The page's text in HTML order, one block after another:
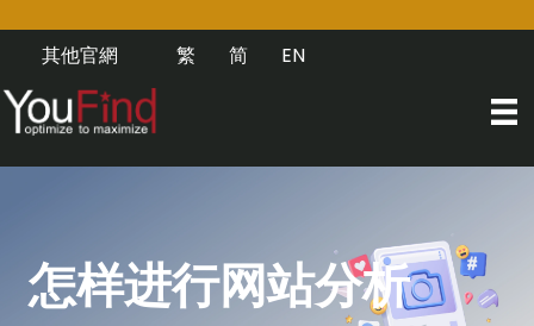
其他官網 EN
简
繁
怎样进行网站分析